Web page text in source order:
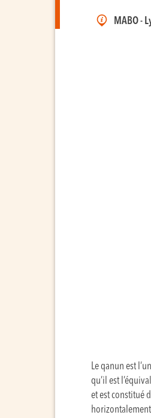
MABO -
Le qanun est
qu’il est
et est constitué